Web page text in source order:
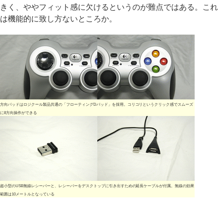
きく、ややフィット感に欠けるというのが難点ではある。これ
は機能的に致し方ないところか。
方向パッドはロジクール製品共通の「フローティングDパッド」を採用。コリコリというクリック感でスムーズ
に8方向操作ができる
超小型のUSB無線レシーバーと、レシーバーをデスクトップに引き出すための延長ケーブルが付属。無線の効果
範囲は10メートルとなっている